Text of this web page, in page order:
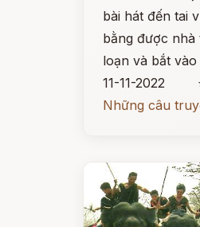
bài hát đến tai
bằng được nhà
loạn và bắt
11-11-2022
Những câu